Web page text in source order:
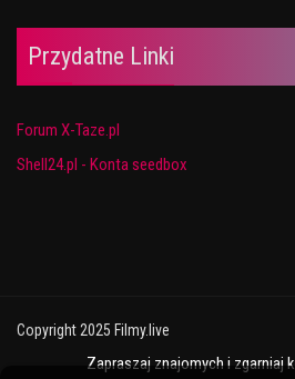
Przydatne Linki
Forum X-Taze.pl
Shell24.pl - Konta seedbox
Copyright 2025 Filmy.live
Zapraszaj znajomych i zgarniaj